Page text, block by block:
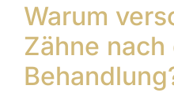
Warum
Zähne nach